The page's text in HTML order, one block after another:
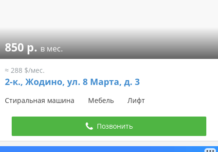
850 р.в мес.
≈ 288 $/мес.
2-к., Жодино, ул. 8 Марта, д. 3
Стиральная машина Мебель Лифт
Позвонить